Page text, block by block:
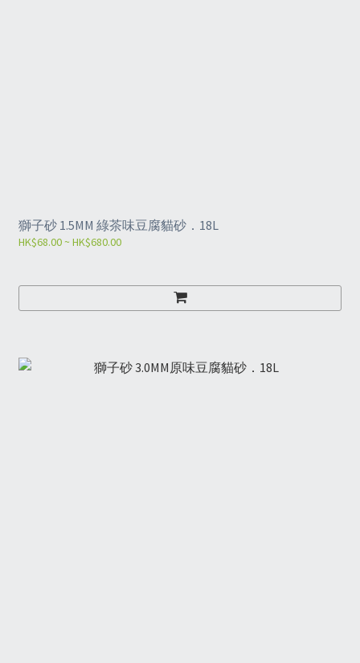
獅子砂 1.5MM 綠茶味豆腐貓砂．18L
HK$68.00 ~ HK$680.00